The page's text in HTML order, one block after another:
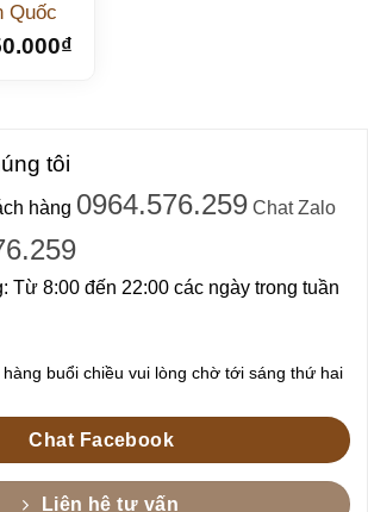
Quốc
₫
tôi
hàng 0964.576.259Chat Zalo
Từ 8:00 đến 22:00 các ngày trong tuần
buổi chiều vui lòng chờ tới sáng thứ hai
Chat Facebook
Liên hệ tư vấn